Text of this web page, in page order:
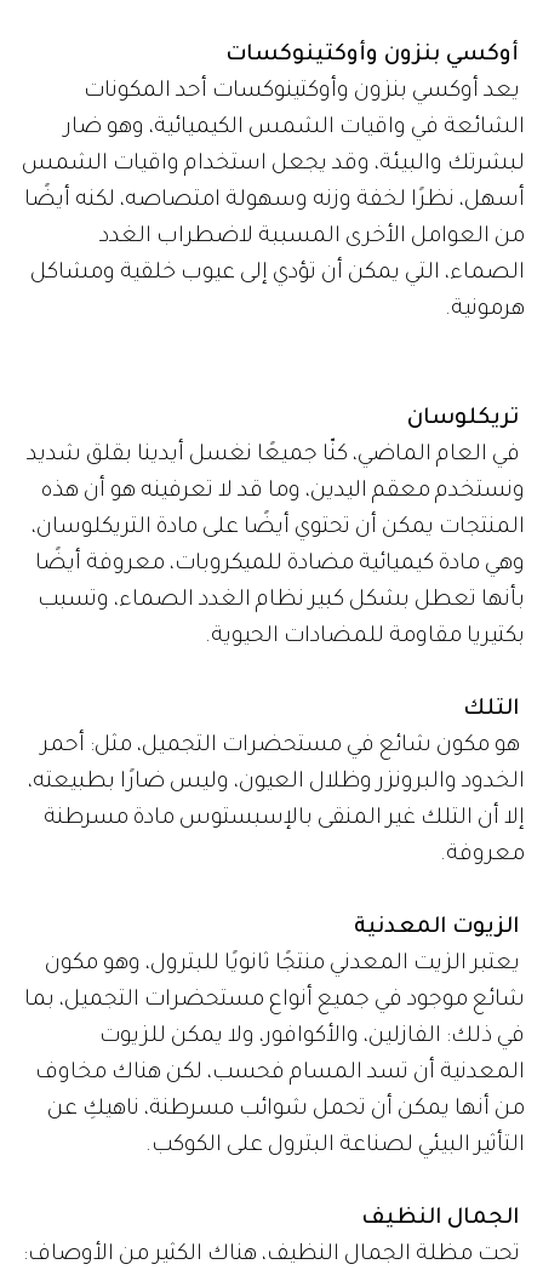
أوكسي بنزون ​​وأوكتينوكسات
يعد أوكسي بنزون ​​وأوكتينوكسات أحد المكونات
الشائعة في واقيات الشمس الكيميائية، وهو ضار
لبشرتك والبيئة، وقد يجعل استخدام واقيات الشمس
أسهل، نظرًا لخفة وزنه وسهولة امتصاصه، لكنه أيضًا
من العوامل الأخرى المسببة لاضطراب الغدد
الصماء، التي يمكن أن تؤدي إلى عيوب خلقية ومشاكل
هرمونية.
تريكلوسان
في العام الماضي، كنّا جميعًا نغسل أيدينا بقلق شديد
ونستخدم معقم اليدين، وما قد لا تعرفينه هو أن هذه
المنتجات يمكن أن تحتوي أيضًا على مادة التريكلوسان،
وهي مادة كيميائية مضادة للميكروبات، معروفة أيضًا
بأنها تعطل بشكل كبير نظام الغدد الصماء، وتسبب
بكتيريا مقاومة للمضادات الحيوية.
التلك
هو مكون شائع في مستحضرات التجميل، مثل: أحمر
الخدود والبرونزر وظلال العيون، وليس ضارًا بطبيعته،
إلا أن التلك غير المنقى بالإسبستوس مادة مسرطنة
معروفة.
الزيوت المعدنية
يعتبر الزيت المعدني منتجًا ثانويًا للبترول، وهو مكون
شائع موجود في جميع أنواع مستحضرات التجميل، بما
في ذلك: الفازلين، والأكوافور، ولا يمكن للزيوت
المعدنية أن تسد المسام فحسب، لكن هناك مخاوف
من أنها يمكن أن تحمل شوائب مسرطنة، ناهيكِ عن
التأثير البيئي لصناعة البترول على الكوكب.
الجمال النظيف
تحت مظلة الجمال النظيف، هناك الكثير من الأوصاف: